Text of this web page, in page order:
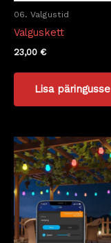
06. Valgustid
Valguskett
23,00 €
Lisa päringusse